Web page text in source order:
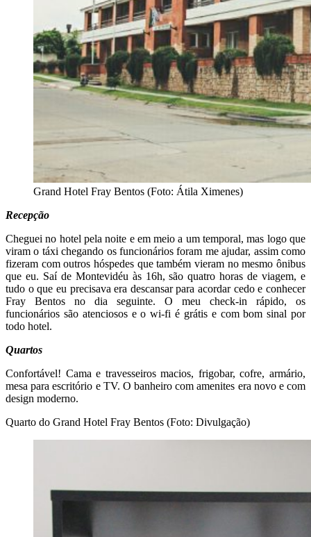
Grand Hotel Fray Bentos (Foto: Átila Ximenes)
Recepção
Cheguei no hotel pela noite e em meio a um temporal, mas logo que
viram o táxi chegando os funcionários foram me ajudar, assim como
fizeram com outros hóspedes que também vieram no mesmo ônibus
que eu. Saí de Montevidéu às 16h, são quatro horas de viagem, e
tudo o que eu precisava era descansar para acordar cedo e conhecer
Fray Bentos no dia seguinte. O meu check-in rápido, os
funcionários são atenciosos e o wi-fi é grátis e com bom sinal por
todo hotel.
Quartos
Confortável! Cama e travesseiros macios, frigobar, cofre, armário,
mesa para escritório e TV. O banheiro com amenites era novo e com
design moderno.
Quarto do Grand Hotel Fray Bentos (Foto: Divulgação)